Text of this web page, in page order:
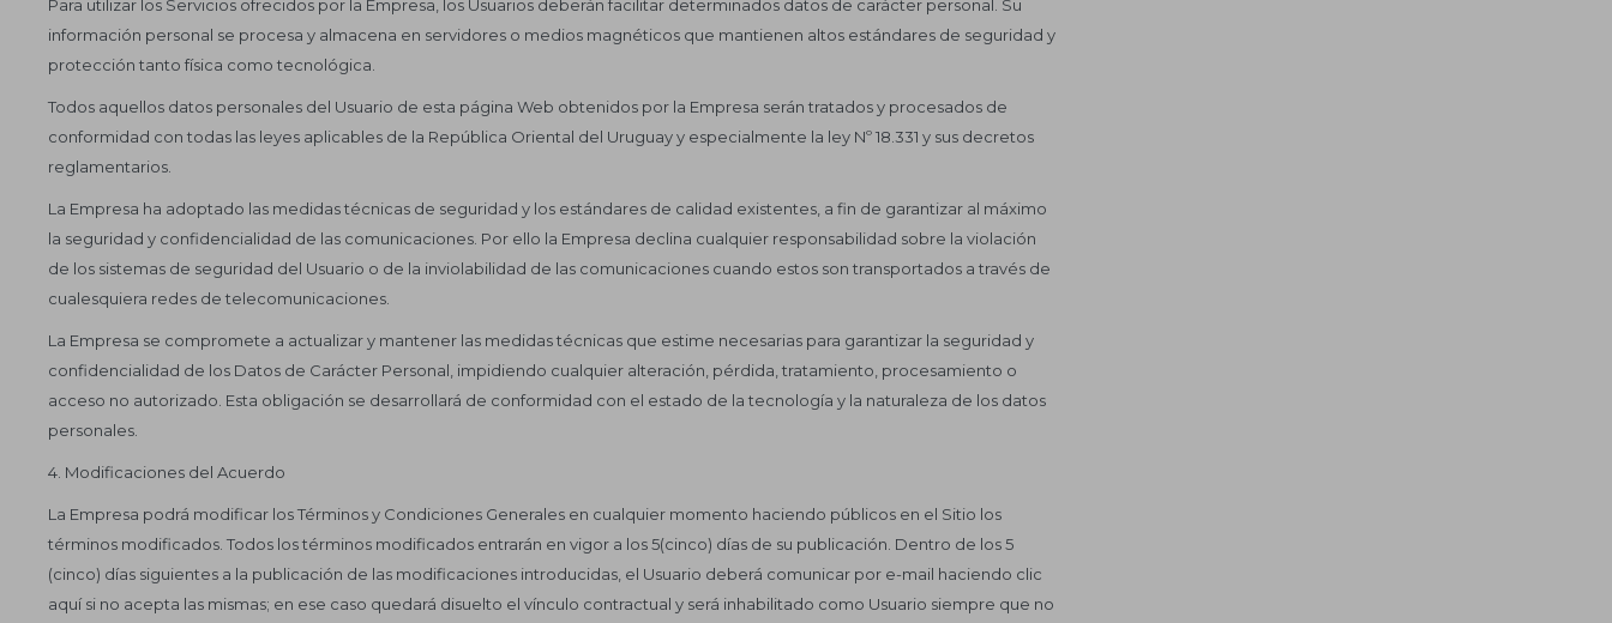
Para utilizar los Servicios ofrecidos por la Empresa, los Usuarios deberán facilitar determinados datos de carácter personal. Su
información personal se procesa y almacena en servidores o medios magnéticos que mantienen altos estándares de seguridad y
protección tanto física como tecnológica.
Todos aquellos datos personales del Usuario de esta página Web obtenidos por la Empresa serán tratados y procesados de
conformidad con todas las leyes aplicables de la República Oriental del Uruguay y especialmente la ley Nº 18.331 y sus decretos
reglamentarios.
La Empresa ha adoptado las medidas técnicas de seguridad y los estándares de calidad existentes, a fin de garantizar al máximo
la seguridad y confidencialidad de las comunicaciones. Por ello la Empresa declina cualquier responsabilidad sobre la violación
de los sistemas de seguridad del Usuario o de la inviolabilidad de las comunicaciones cuando estos son transportados a través de
cualesquiera redes de telecomunicaciones.
La Empresa se compromete a actualizar y mantener las medidas técnicas que estime necesarias para garantizar la seguridad y
confidencialidad de los Datos de Carácter Personal, impidiendo cualquier alteración, pérdida, tratamiento, procesamiento o
acceso no autorizado. Esta obligación se desarrollará de conformidad con el estado de la tecnología y la naturaleza de los datos
personales.
4. Modificaciones del Acuerdo
La Empresa podrá modificar los Términos y Condiciones Generales en cualquier momento haciendo públicos en el Sitio los
términos modificados. Todos los términos modificados entrarán en vigor a los 5(cinco) días de su publicación. Dentro de los 5
(cinco) días siguientes a la publicación de las modificaciones introducidas, el Usuario deberá comunicar por e-mail haciendo clic
aquí si no acepta las mismas; en ese caso quedará disuelto el vínculo contractual y será inhabilitado como Usuario siempre que no